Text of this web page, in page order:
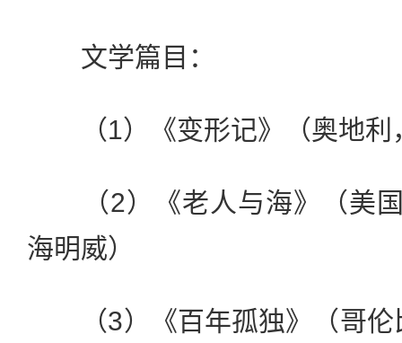
文学篇目：
（1）《变形记》（奥地利
（2）《老人与海》（美国
海明威）
（3）《百年孤独》（哥伦